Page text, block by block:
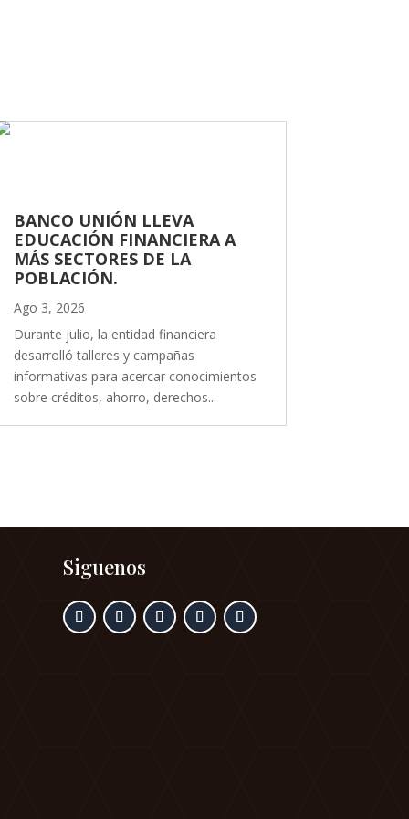
BANCO UNIÓN LLEVA
EDUCACIÓN FINANCIERA A
MÁS SECTORES DE LA
POBLACIÓN.
Ago 3, 2026
Durante julio, la entidad financiera
desarrolló talleres y campañas
informativas para acercar conocimientos
sobre créditos, ahorro, derechos...
Siguenos